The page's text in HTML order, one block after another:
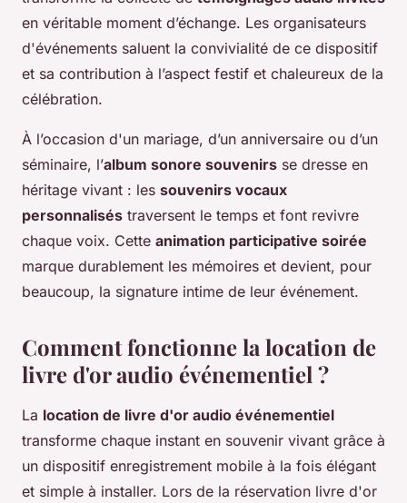
en véritable moment d’échange. Les organisateurs
d'événements saluent la convivialité de ce dispositif
et sa contribution à l’aspect festif et chaleureux de la
célébration.
À l’occasion d'un mariage, d’un anniversaire ou d’un
séminaire, l’album sonore souvenirs se dresse en
héritage vivant : les souvenirs vocaux
personnalisés traversent le temps et font revivre
chaque voix. Cette animation participative soirée
marque durablement les mémoires et devient, pour
beaucoup, la signature intime de leur événement.
Comment fonctionne la location de
livre d'or audio événementiel ?
La location de livre d'or audio événementiel
transforme chaque instant en souvenir vivant grâce à
un dispositif enregistrement mobile à la fois élégant
et simple à installer. Lors de la réservation livre d'or